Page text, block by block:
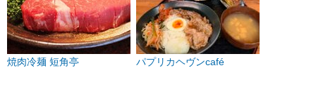
焼肉冷麺 短角亭 パプリカヘヴンcafé